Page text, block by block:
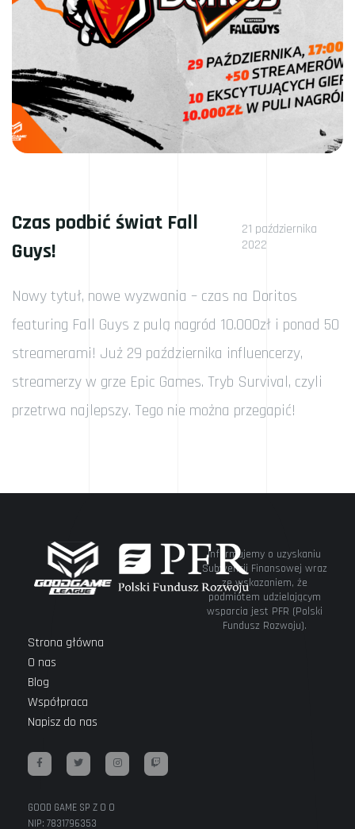
Czas podbić świat Fall
Guys!
21 października
2022
Nowy tytuł, nowe wyzwania – czas na Doritos
featuring Fall Guys z pulą nagród 10.000zł i ponad 50
streamerami! Już 29 października influencerzy,
streamerzy w grze Epic Games. Tryb Survival, czyli
przetrwa najlepszy. Tego nie można przegapić!
Informujemy o uzyskaniu
Subwencji Finansowej wraz
ze wskazaniem, że
podmiotem udzielającym
wsparcia jest PFR (Polski
Fundusz Rozwoju).
Strona główna
O nas
Blog
Współpraca
Napisz do nas
GOOD GAME SP Z O O
NIP: 7831796353